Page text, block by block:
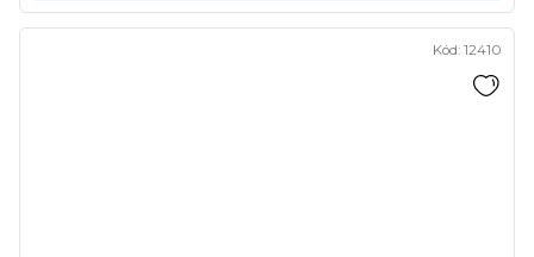
Kód: 12410